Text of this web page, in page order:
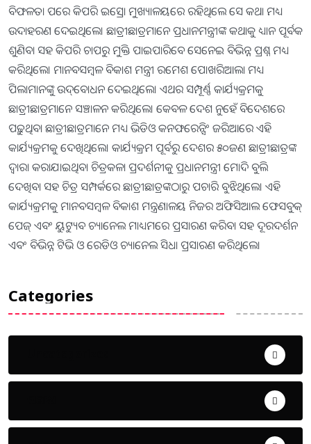
ବିଫଳତା ପରେ କିପରି ଇସ୍ରୋ ମୁଖ୍ୟାଳୟରେ ରହିଥିଲେ ସେ କଥା ମଧ୍ୟ
ଉଦାହରଣ ଦେଇଥିଲେ। ଛାତ୍ରୀଛାତ୍ରମାନେ ପ୍ରଧାନମନ୍ତ୍ରୀଙ୍କ କଥାକୁ ଧ୍ୟାନ ପୂର୍ବକ
ଶୁଣିବା ସହ କିପରି ଚାପରୁ ମୁକ୍ତି ପାଇପାରିବେ ସେନେଇ ବିଭିନ୍ନ ପ୍ରଶ୍ନ ମଧ୍ୟ
କରିଥିଲେ। ମାନବସମ୍ବଳ ବିକାଶ ମନ୍ତ୍ରୀ ରମେଶ ପୋଖରିଆଲା ମଧ୍ୟ
ପିଲାମାନଙ୍କୁ ଉଦ୍‌ବୋଧନ ଦେଇଥିଲେ। ଏଥର ସମ୍ପୂର୍ଣ୍ଣ କାର୍ଯ୍ୟକ୍ରମକୁ
ଛାତ୍ରୀଛାତ୍ରମାନେ ସଞ୍ଚାଳନ କରିଥିଲେ। କେବଳ ଦେଶ ନୁହେଁ ବିଦେଶରେ
ପଢ଼ୁଥିବା ଛାତ୍ରୀଛାତ୍ରମାନେ ମଧ୍ୟ ଭିଡିଓ କନଫରେନ୍ସିଂ ଜରିଆରେ ଏହି
କାର୍ଯ୍ୟକ୍ରମକୁ ଦେଖିଥିଲେ। କାର୍ଯ୍ୟକ୍ରମ ପୂର୍ବରୁ ଦେଶର ୫୦ଜଣ ଛାତ୍ରୀଛାତ୍ରଙ୍କ
ଦ୍ବାରା କରାଯାଇଥିବା ଚିତ୍ରକଳା ପ୍ରଦର୍ଶନୀକୁ ପ୍ରଧାନମନ୍ତ୍ରୀ ମୋଦି ବୁଲି
ଦେଖିବା ସହ ଚିତ୍ର ସମ୍ପର୍କରେ ଛାତ୍ରୀଛାତ୍ରଙ୍କଠାରୁ ପଚାରି ବୁଝିଥିଲେ। ଏହି
କାର୍ଯ୍ୟକ୍ରମକୁ ମାନବସମ୍ବଳ ବିକାଶ ମନ୍ତ୍ରଣାଳୟ ନିଜର ଅଫିସିଆଲ ଫେସବୁକ୍
ପେଜ୍ ଏବଂ ୟୁଟ୍ୟୁବ ଚ୍ୟାନେଲ ମାଧ୍ୟମରେ ପ୍ରସାରଣ କରିବା ସହ ଦୂରଦର୍ଶନ
ଏବଂ ବିଭିନ୍ନ ଟିଭି ଓ ରେଡିଓ ଚ୍ୟାନେଲ ସିଧା ପ୍ରସାରଣ କରିଥିଲେ।
Categories